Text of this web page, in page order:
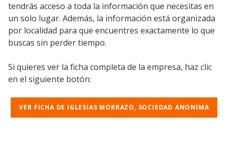
tendrás acceso a toda la información que necesitas en
un solo lugar. Además, la información está organizada
por localidad para que encuentres exactamente lo que
buscas sin perder tiempo.
Si quieres ver la ficha completa de la empresa, haz clic
en el siguiente botón:
VER FICHA DE IGLESIAS MORRAZO, SOCIEDAD ANONIMA